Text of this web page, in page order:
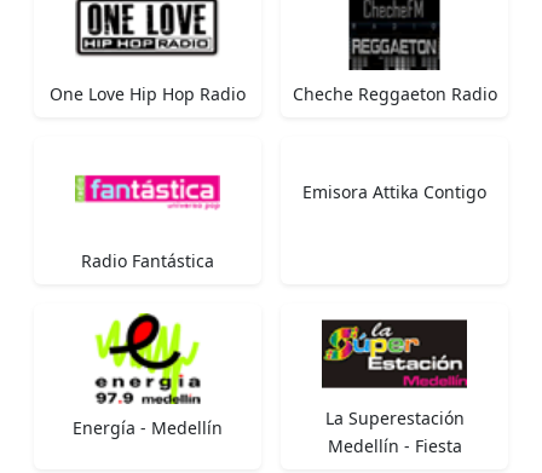
One Love Hip Hop Radio Cheche Reggaeton Radio
Radio Fantástica
Emisora Attika Contigo
Energía - Medellín
La Superestación
Medellín - Fiesta